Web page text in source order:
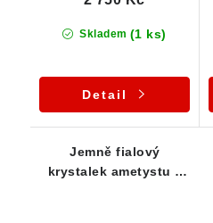
Skladem (1 ks)
Detail
Jemně fialový
krystalek ametystu z